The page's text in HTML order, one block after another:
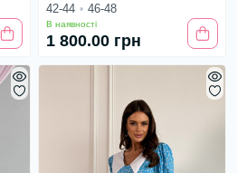
42-44 46-48
В наявності
1 800.00 грн